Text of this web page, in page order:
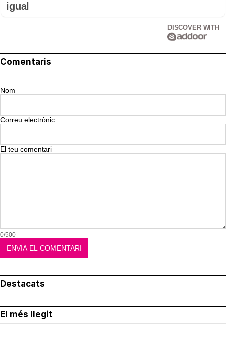
igual
DISCOVER WITH
Comentaris
Nom
Correu electrònic
El teu comentari
0/500
Destacats
El més llegit